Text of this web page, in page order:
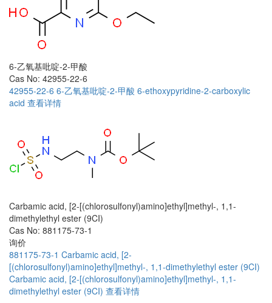
6-乙氧基吡啶-2-甲酸
Cas No: 42955-22-6
42955-22-6 6-乙氧基吡啶-2-甲酸 6-ethoxypyridine-2-carboxylic
acid 查看详情
Carbamic acid, [2-[(chlorosulfonyl)amino]ethyl]methyl-, 1,1-
dimethylethyl ester (9CI)
Cas No: 881175-73-1
询价
881175-73-1 Carbamic acid, [2-
[(chlorosulfonyl)amino]ethyl]methyl-, 1,1-dimethylethyl ester (9CI)
Carbamic acid, [2-[(chlorosulfonyl)amino]ethyl]methyl-, 1,1-
dimethylethyl ester (9CI) 查看详情